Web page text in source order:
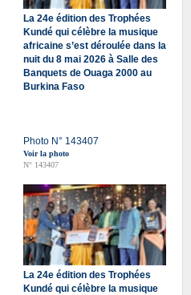
La 24e édition des Trophées
Kundé qui célèbre la musique
africaine s’est déroulée dans la
nuit du 8 mai 2026 à Salle des
Banquets de Ouaga 2000 au
Burkina Faso
Photo N° 143407
Voir la photo
N° 143407
La 24e édition des Trophées
Kundé qui célèbre la musique